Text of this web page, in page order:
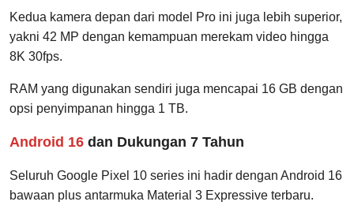
Kedua kamera depan dari model Pro ini juga lebih superior,
yakni 42 MP dengan kemampuan merekam video hingga
8K 30fps.
RAM yang digunakan sendiri juga mencapai 16 GB dengan
opsi penyimpanan hingga 1 TB.
Android 16 dan Dukungan 7 Tahun
Seluruh Google Pixel 10 series ini hadir dengan Android 16
bawaan plus antarmuka Material 3 Expressive terbaru.